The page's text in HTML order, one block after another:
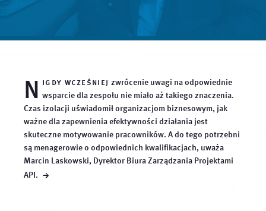
N igdy wcześniej zwrócenie uwagi na odpowiednie
wsparcie dla zespołu nie miało aż takiego znaczenia.
Czas izolacji uświadomił organizacjom biznesowym, jak
ważne dla zapewnienia efektywności działania jest
skuteczne motywowanie pracowników. A do tego potrzebni
są menagerowie o odpowiednich kwalifikacjach, uważa
Marcin Laskowski, Dyrektor Biura Zarządzania Projektami
API. →